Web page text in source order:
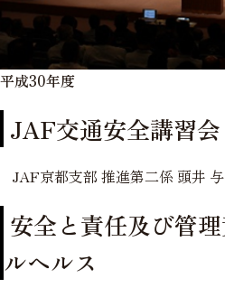
平成30年度
JAF交通安全講習会
JAF京都支部 推進第二係 頭井
安全と責任及び管
ルヘルス